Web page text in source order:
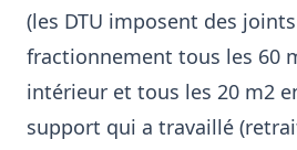
(les DTU imposent des
fractionnement tous les 60
intérieur et tous les 20 m2
support qui a travaillé